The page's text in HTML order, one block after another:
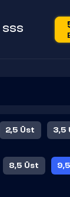
SSS
2,5 Üst 3,5
8,5 Üst